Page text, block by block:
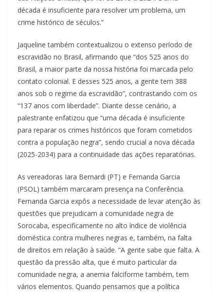
década é insuficiente para resolver um problema, um
crime histórico de séculos.”
Jaqueline também contextualizou o extenso período de
escravidão no Brasil, afirmando que “dos 525 anos do
Brasil, a maior parte da nossa história foi marcada pelo
contato colonial. E desses 525 anos, a gente tem 388
anos sob o regime da escravidão”, contrastando com os
“137 anos com liberdade”. Diante desse cenário, a
palestrante enfatizou que “uma década é insuficiente
para reparar os crimes históricos que foram cometidos
contra a população negra”, sendo crucial a nova década
(2025-2034) para a continuidade das ações reparatórias.
As vereadoras Iara Bernardi (PT) e Fernanda Garcia
(PSOL) também marcaram presença na Conferência.
Fernanda Garcia expôs a necessidade de levar atenção às
questões que prejudicam a comunidade negra de
Sorocaba, especificamente no alto índice de violência
doméstica contra mulheres negras e, também, na falta
de direitos em relação à saúde. “A gente sabe que falta. A
questão da pressão alta, que é muito particular da
comunidade negra, a anemia falciforme também, tem
vários elementos. Quando pensamos que a política